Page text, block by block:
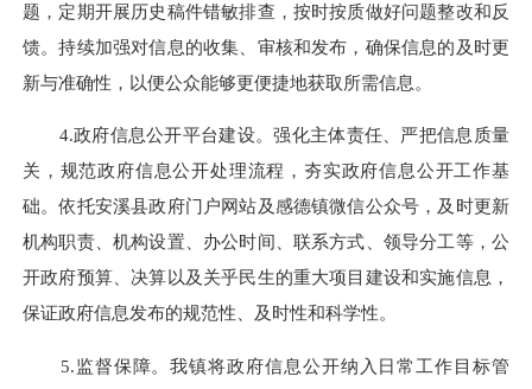
题，定期开展历史稿件错敏排查，按时按质做好问题整改和反
馈。持续加强对信息的收集、审核和发布，确保信息的及时更
新与准确性，以便公众能够更便捷地获取所需信息。
4.政府信息公开平台建设。强化主体责任、严把信息质量
关，规范政府信息公开处理流程，夯实政府信息公开工作基
础。依托安溪县政府门户网站及感德镇微信公众号， 及时更新
机构职责、机构设置、办公时间、联系方式、领导分工等，公
开政府预算、决算以及关乎民生的重大项目建设和实施信息，
保证政府信息发布的规范性、及时性和科学性。
5.监督保障。我镇将政府信息公开纳入日常工作目标管